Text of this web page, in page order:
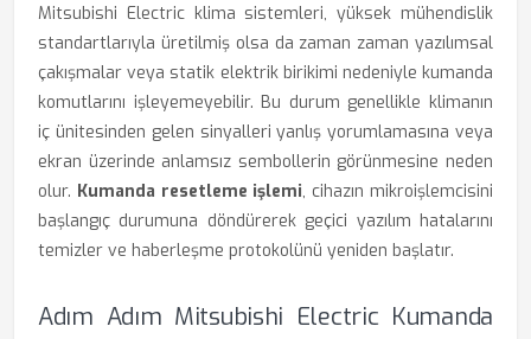
Mitsubishi Electric klima sistemleri, yüksek mühendislik
standartlarıyla üretilmiş olsa da zaman zaman yazılımsal
çakışmalar veya statik elektrik birikimi nedeniyle kumanda
komutlarını işleyemeyebilir. Bu durum genellikle klimanın
iç ünitesinden gelen sinyalleri yanlış yorumlamasına veya
ekran üzerinde anlamsız sembollerin görünmesine neden
olur. Kumanda resetleme işlemi, cihazın mikroişlemcisini
başlangıç durumuna döndürerek geçici yazılım hatalarını
temizler ve haberleşme protokolünü yeniden başlatır.
Adım Adım Mitsubishi Electric Kumanda